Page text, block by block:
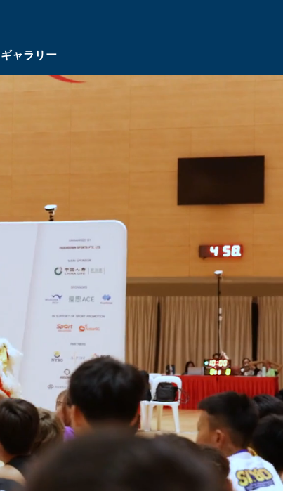
ギャラリー